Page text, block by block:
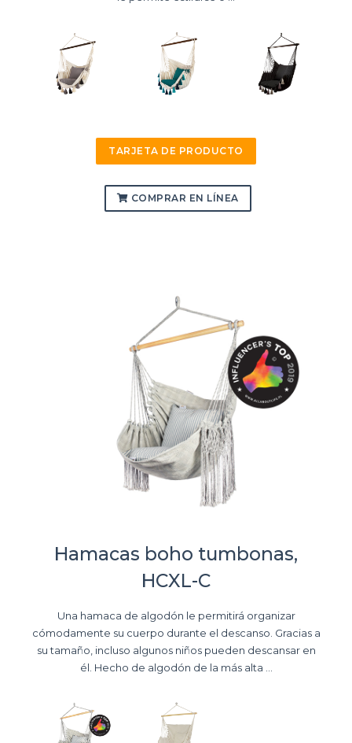
TARJETA DE PRODUCTO
COMPRAR EN LÍNEA
Hamacas boho tumbonas,
HCXL-C
Una hamaca de algodón le permitirá organizar
cómodamente su cuerpo durante el descanso. Gracias a
su tamaño, incluso algunos niños pueden descansar en
él. Hecho de algodón de la más alta ...